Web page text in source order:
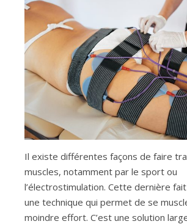
Il existe différentes façons de faire
muscles, notamment par le sport ou
l’électrostimulation. Cette dernière
une technique qui permet de se
moindre effort. C’est une solution